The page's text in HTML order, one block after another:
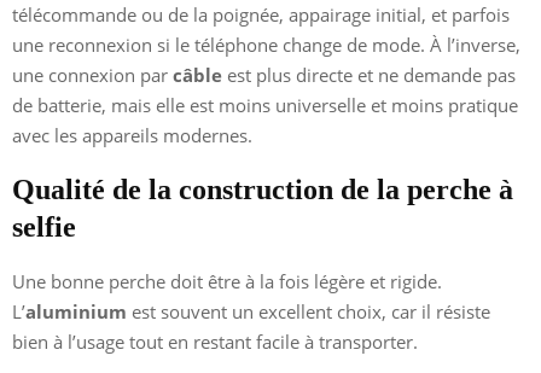
télécommande ou de la poignée, appairage initial, et parfois
une reconnexion si le téléphone change de mode. À l’inverse,
une connexion par câble est plus directe et ne demande pas
de batterie, mais elle est moins universelle et moins pratique
avec les appareils modernes.
Qualité de la construction de la perche à
selfie
Une bonne perche doit être à la fois légère et rigide.
L’aluminium est souvent un excellent choix, car il résiste
bien à l’usage tout en restant facile à transporter.